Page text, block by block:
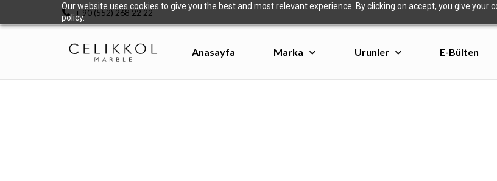
Our website uses cookies to give you the best and most relevant experience. By clicking on accept, you give your
policy.+ 90 (552) 268 22 22
Anasayfa Marka Urunler E-Bülten